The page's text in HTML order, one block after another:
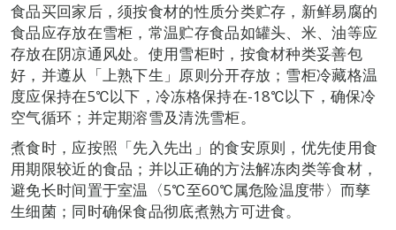
食品买回家后，须按食材的性质分类贮存，新鲜易腐的
食品应存放在雪柜，常温贮存食品如罐头、米、油等应
存放在阴凉通风处。使用雪柜时，按食材种类妥善包
好，并遵从「上熟下生」原则分开存放；雪柜冷藏格温
度应保持在5℃以下，冷冻格保持在-18℃以下，确保冷
空气循环；并定期溶雪及清洗雪柜。
煮食时，应按照「先入先出」的食安原则，优先使用食
用期限较近的食品；并以正确的方法解冻肉类等食材，
避免长时间置于室温〈5℃至60℃属危险温度带〉而孳
生细菌；同时确保食品彻底煮熟方可进食。